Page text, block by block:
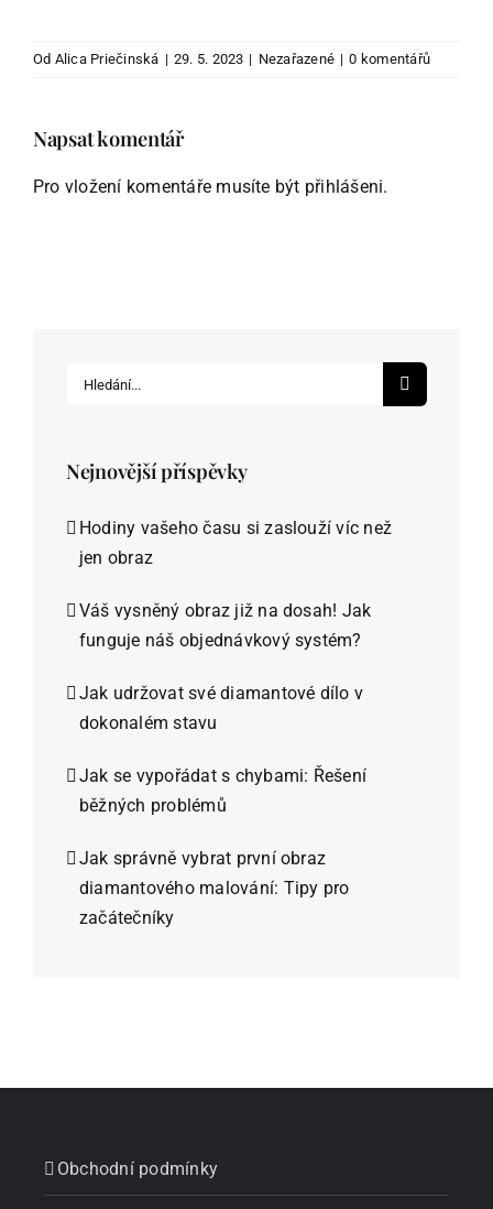
Od Alica Priečinská | 29. 5. 2023 | Nezařazené | 0 komentářů
Napsat komentář
Pro vložení komentáře musíte být přihlášeni.
Hledat:
Nejnovější příspěvky
Hodiny vašeho času si zaslouží víc než
jen obraz
Váš vysněný obraz již na dosah! Jak
funguje náš objednávkový systém?
Jak udržovat své diamantové dílo v
dokonalém stavu
Jak se vypořádat s chybami: Řešení
běžných problémů
Jak správně vybrat první obraz
diamantového malování: Tipy pro
začátečníky
Obchodní podmínky